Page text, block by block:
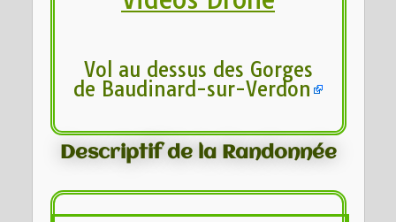
Vol au dessus des Gorges
de Baudinard-sur-Verdon
Descriptif de la Randonnée